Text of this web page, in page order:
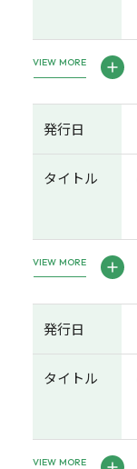
VIEW MORE
発行日
タイトル
VIEW MORE
発行日
タイトル
VIEW MORE